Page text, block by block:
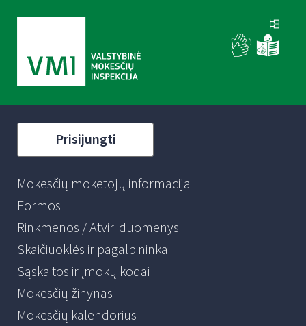
Prisijungti
Mokesčių mokėtojų informacija
Formos
Rinkmenos / Atviri duomenys
Skaičiuoklės ir pagalbininkai
Sąskaitos ir įmokų kodai
Mokesčių žinynas
Mokesčių kalendorius